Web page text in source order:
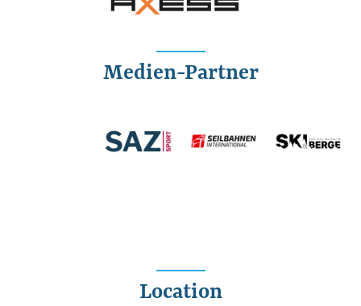
Medien-Partner
Location